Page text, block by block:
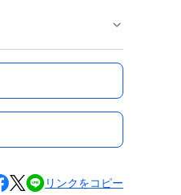
リンクをコピー